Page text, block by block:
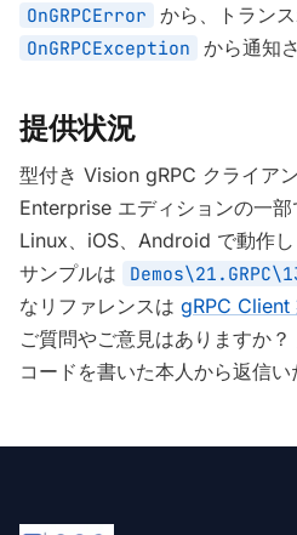
OnGRPCError から、トラン
OnGRPCException から通知
提供状況
型付き Vision gRPC クライア
Enterprise エディションの一
Linux、iOS、Android で動作
サンプルは
なリファレンスは gRPC Client
ご質問やご意見はありますか？
コードを書いた本人から返信い